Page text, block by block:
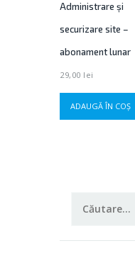
Administrare și
securizare site –
abonament lunar
29,00 lei
ADAUGĂ ÎN COȘ
după: